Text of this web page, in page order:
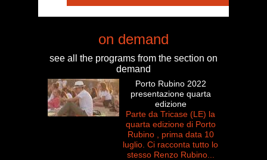
on demand
see all the programs from the section on
demand
Porto Rubino 2022
presentazione quarta
edizione
Parte da Tricase (LE) la
quarta edizione di Porto
Rubino , prima data 10
luglio. Ci racconta tutto lo
stesso Renzo Rubino...